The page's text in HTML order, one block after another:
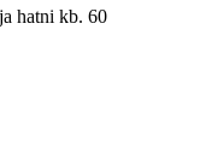
hatni kb. 60